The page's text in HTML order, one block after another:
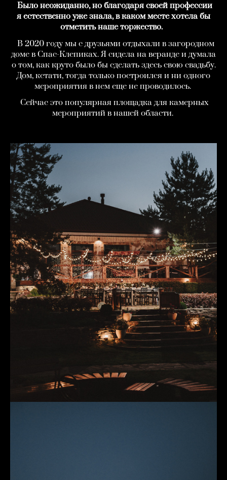
Было неожиданно, но благодаря своей профессии
я естественно уже знала, в каком месте хотела бы
отметить наше торжество.
В 2020 году мы с друзьями отдыхали в загородном
доме в Спас-Клепиках. Я сидела на веранде и думала
о том, как круто было бы сделать здесь свою свадьбу.
Дом, кстати, тогда только построился и ни одного
мероприятия в нем еще не проводилось.
Сейчас это популярная площадка для камерных
мероприятий в нашей области.